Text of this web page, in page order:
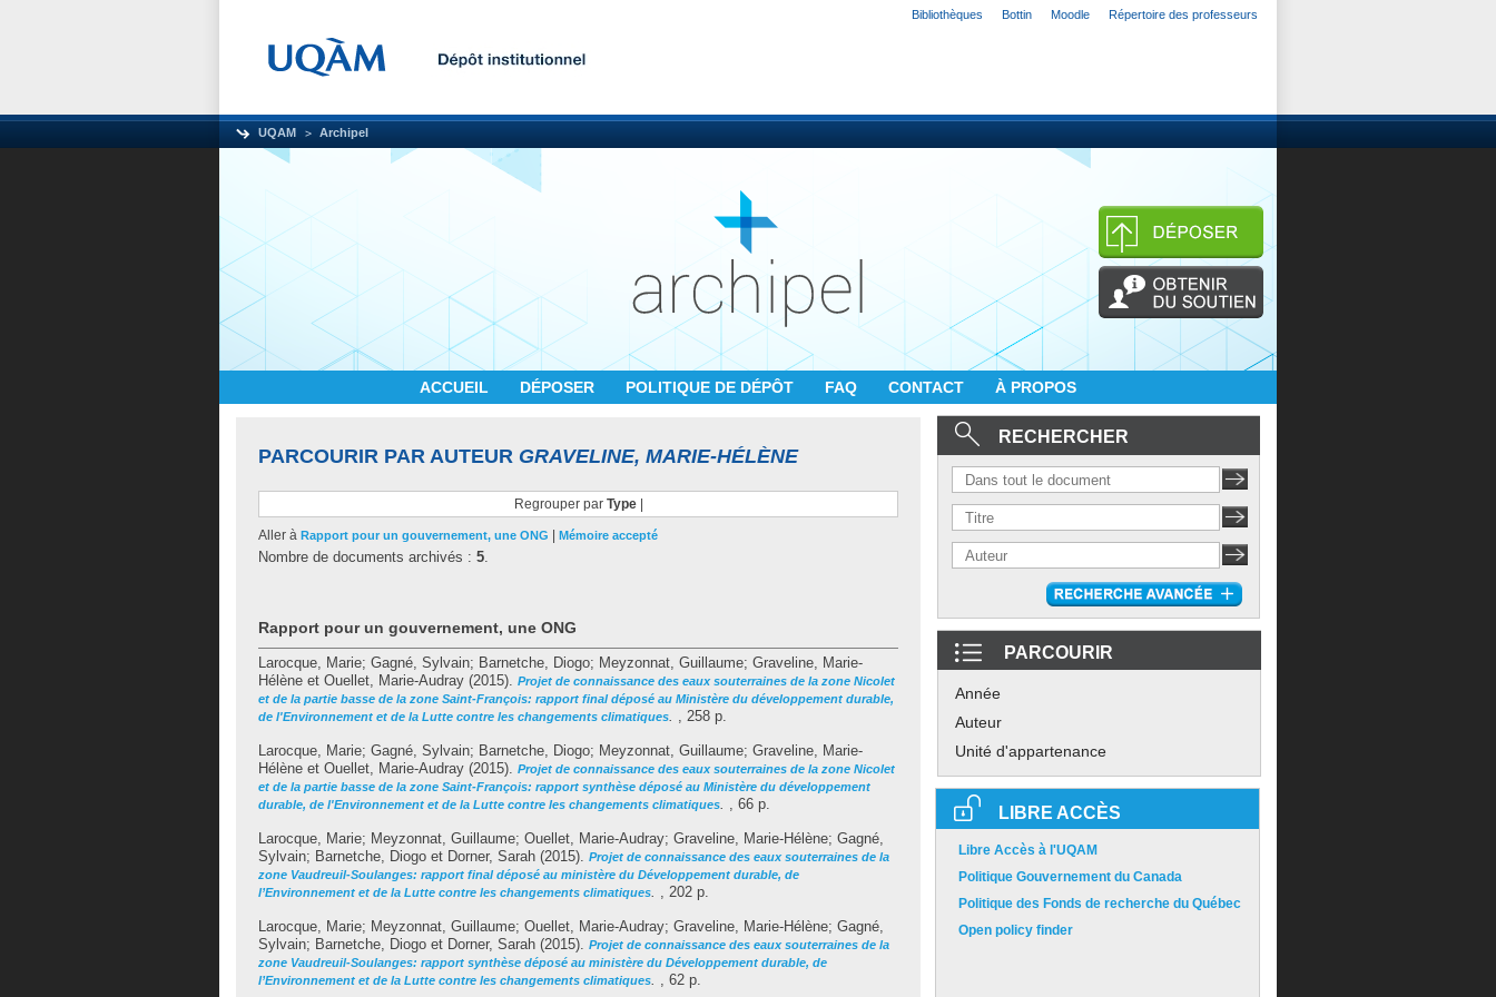
Bibliothèques Bottin Moodle Répertoire des professeurs
UQAM Archipel
ACCUEIL DÉPOSER POLITIQUE DE DÉPÔT FAQ CONTACT À PROPOS
PARCOURIR PAR AUTEUR GRAVELINE, MARIE-HÉLÈNE
Regrouper par Type|
Aller à Rapport pour un gouvernement, une ONG Mémoire accepté
Nombre de documents archivés : 5.
Rapport pour un gouvernement, une ONG
Larocque, Marie; Gagné, Sylvain; Barnetche, Diogo; Meyzonnat, Guillaume; Graveline, Marie-
Hélène et Ouellet, Marie-Audray (2015). Projet de connaissance des eaux souterraines de la zone Nicolet
et de la partie basse de la zone Saint-François: rapport final déposé au Ministère du développement durable,
de l'Environnement et de la Lutte contre les changements climatiques. , 258 p.
Larocque, Marie; Gagné, Sylvain; Barnetche, Diogo; Meyzonnat, Guillaume; Graveline, Marie-
Hélène et Ouellet, Marie-Audray (2015). Projet de connaissance des eaux souterraines de la zone Nicolet
et de la partie basse de la zone Saint-François: rapport synthèse déposé au Ministère du développement
durable, de l'Environnement et de la Lutte contre les changements climatiques. , 66 p.
Larocque, Marie; Meyzonnat, Guillaume; Ouellet, Marie-Audray; Graveline, Marie-Hélène; Gagné,
Sylvain; Barnetche, Diogo et Dorner, Sarah (2015). Projet de connaissance des eaux souterraines de la
zone Vaudreuil-Soulanges: rapport final déposé au ministère du Développement durable, de
l’Environnement et de la Lutte contre les changements climatiques. , 202 p.
Larocque, Marie; Meyzonnat, Guillaume; Ouellet, Marie-Audray; Graveline, Marie-Hélène; Gagné,
Sylvain; Barnetche, Diogo et Dorner, Sarah (2015). Projet de connaissance des eaux souterraines de la
zone Vaudreuil-Soulanges: rapport synthèse déposé au ministère du Développement durable, de
l’Environnement et de la Lutte contre les changements climatiques. , 62 p.
RECHERCHER
PARCOURIR
Année
Auteur
Unité d'appartenance
LIBRE ACCÈS
Libre Accès à l'UQAM
Politique Gouvernement du Canada
Politique des Fonds de recherche du Québec
Open policy finder